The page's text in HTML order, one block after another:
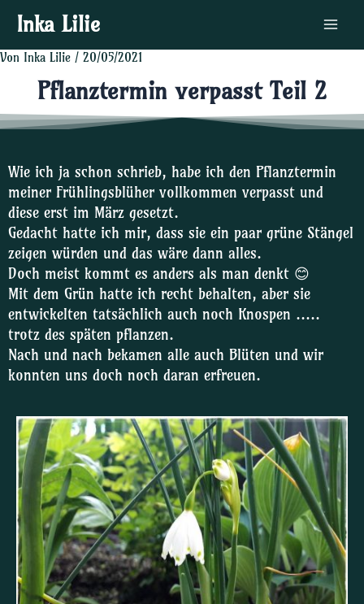
Inhalt
springen
Inka Lilie
Main
Menu
Pflanztermin verpasst Teil 2
Von Inka Lilie / 20/05/2021
Wie ich ja schon schrieb, habe ich den Pflanztermin
meiner Frühlingsblüher vollkommen verpasst und
diese erst im März gesetzt.
Gedacht hatte ich mir, dass sie ein paar grüne Stängel
zeigen würden und das wäre dann alles.
Doch meist kommt es anders als man denkt 😊
Mit dem Grün hatte ich recht behalten, aber sie
entwickelten tatsächlich auch noch Knospen …..
trotz des späten pflanzen.
Nach und nach bekamen alle auch Blüten und wir
konnten uns doch noch daran erfreuen.
navigation